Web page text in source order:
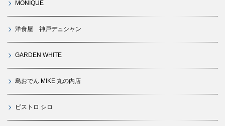
MONIQUE
洋食屋 神戸デュシャン
GARDEN WHITE
島おでん MIKE 丸の内店
ビストロ シロ